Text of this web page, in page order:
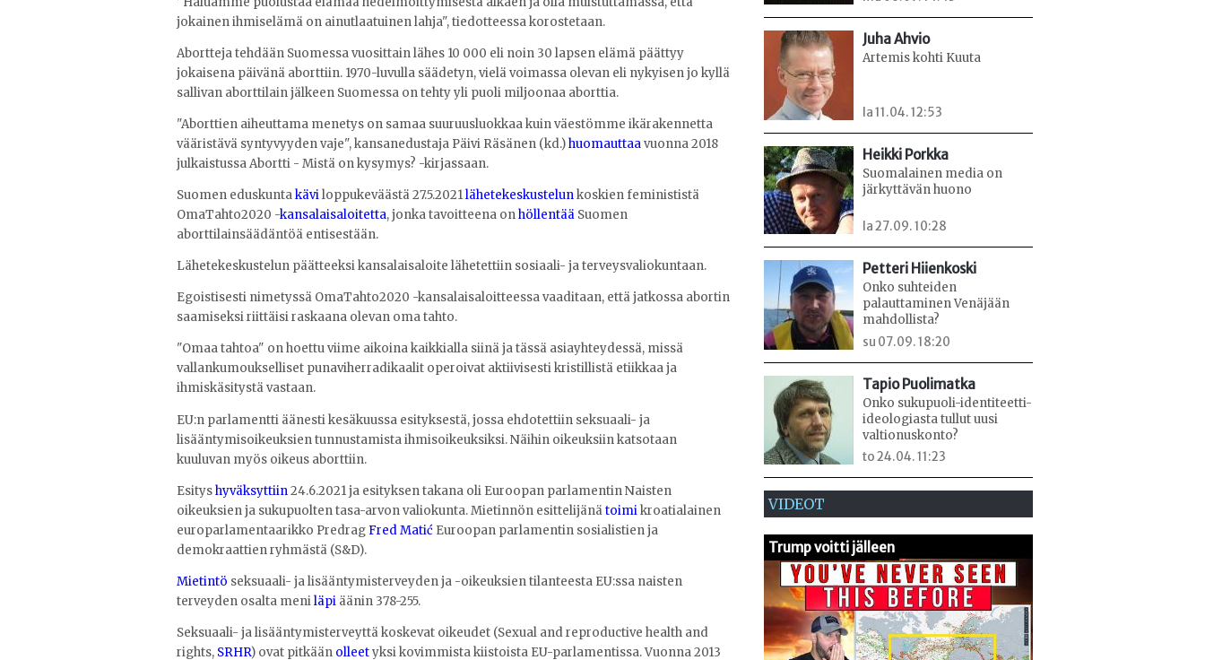
jokainen ihmiselämä on ainutlaatuinen lahja", tiedotteessa korostetaan.
Abortteja tehdään Suomessa vuosittain lähes 10 000 eli noin 30 lapsen elämä päättyy
jokaisena päivänä aborttiin. 1970-luvulla säädetyn, vielä voimassa olevan eli nykyisen jo kyllä
sallivan aborttilain jälkeen Suomessa on tehty yli puoli miljoonaa aborttia.
"Aborttien aiheuttama menetys on samaa suuruusluokkaa kuin väestömme ikärakennetta
vääristävä syntyvyyden vaje", kansanedustaja Päivi Räsänen (kd.)huomauttaavuonna 2018
julkaistussa Abortti - Mistä on kysymys? -kirjassaan.
Suomen eduskuntakäviloppukeväästä 27.5.2021lähetekeskustelunkoskien feminististä
OmaTahto2020 -kansalaisaloitetta, jonka tavoitteena onhöllentää Suomen
aborttilainsäädäntöä entisestään.
Lähetekeskustelun päätteeksi kansalaisaloite lähetettiin sosiaali- ja terveysvaliokuntaan.
Egoistisesti nimetyssä OmaTahto2020 -kansalaisaloitteessa vaaditaan, että jatkossa abortin
saamiseksi riittäisi raskaana olevan oma tahto.
"Omaa tahtoa" on hoettu viime aikoina kaikkialla siinä ja tässä asiayhteydessä, missä
vallankumoukselliset punaviherradikaalit operoivat aktiivisesti kristillistä etiikkaa ja
ihmiskäsitystä vastaan.
EU:n parlamentti äänesti kesäkuussa esityksestä, jossa ehdotettiin seksuaali- ja
lisääntymisoikeuksien tunnustamista ihmisoikeuksiksi. Näihin oikeuksiin katsotaan
kuuluvan myös oikeus aborttiin.
Esityshyväksyttiin24.6.2021 ja esityksen takana oli Euroopan parlamentin Naisten
oikeuksien ja sukupuolten tasa-arvon valiokunta. Mietinnön esittelijänätoimikroatialainen
europarlamentaarikko Predrag Fred Matić Euroopan parlamentin sosialistien ja
demokraattien ryhmästä (S&D).
Mietintö seksuaali- ja lisääntymisterveyden ja -oikeuksien tilanteesta EU:ssa naisten
terveyden osalta meniläpi äänin 378-255.
Seksuaali- ja lisääntymisterveyttä koskevat oikeudet (Sexual and reproductive health and
rights, SRHR) ovat pitkään olleetyksi kovimmista kiistoista EU-parlamentissa. Vuonna 2013
Juha Ahvio
Artemis kohti Kuuta
la 11.04. 12:53
Heikki Porkka
Suomalainen media on
järkyttävän huono
la 27.09. 10:28
Petteri Hiienkoski
Onko suhteiden
palauttaminen Venäjään
mahdollista?
su 07.09. 18:20
Tapio Puolimatka
Onko sukupuoli-identiteetti-
ideologiasta tullut uusi
valtionuskonto?
to 24.04. 11:23
VIDEOT
Trump voitti jälleen